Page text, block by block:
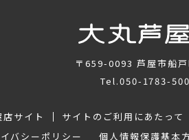
〒659-0093 芦屋市船
Tel.050-1783-
サイト サイトのご利用にあたって
バシーポリシー
個人情報保護基本